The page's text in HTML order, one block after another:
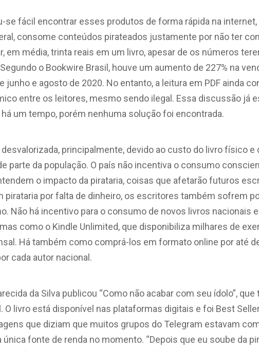
se fácil encontrar esses produtos de forma rápida na
consome conteúdos pirateados justamente por não ter
em média, trinta reais em um livro, apesar de os números
o Bookwire Brasil, houve um aumento de 227% na
junho e agosto de 2020. No entanto, a leitura em PDF ainda
entre os leitores, mesmo sendo ilegal. Essa discussão já
um tempo, porém nenhuma solução foi encontrada.
desvalorizada, principalmente, devido ao custo do livro físico e
parte da população. O país não incentiva o consumo
o impacto da pirataria, coisas que afetarão futuros
pirataria por falta de dinheiro, os escritores também sofrem
Não há incentivo para o consumo de novos livros nacionais
como o Kindle Unlimited, que disponibiliza milhares de
Há também como comprá-los em formato online por até
cada autor nacional.
da Silva publicou “Como não acabar com seu ídolo”, que
O livro está disponível nas plataformas digitais e foi Best
que diziam que muitos grupos do Telegram estavam
única fonte de renda no momento. “Depois que eu soube da